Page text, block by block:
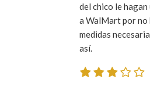
del chico le
a WalMart por no
medidas
así.